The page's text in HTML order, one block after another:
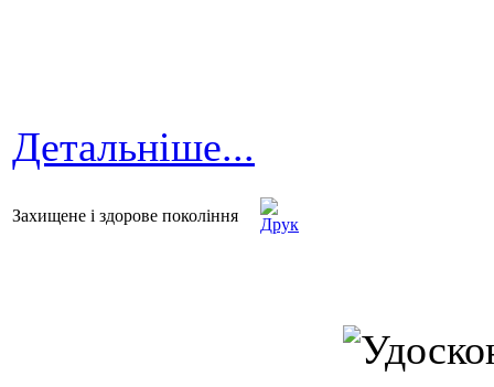
Детальніше...
Захищене і здорове покоління